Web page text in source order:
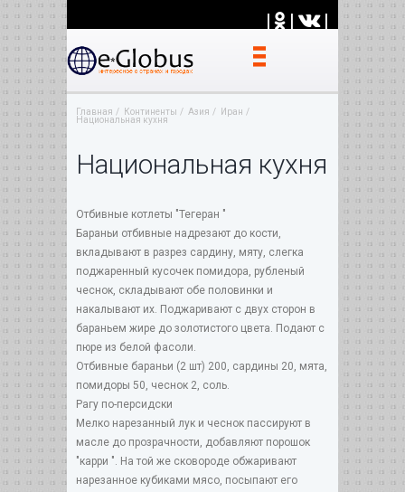
| | |
Главная Континенты Азия
Иран
Национальная кухня
Национальная кухня
Отбивные котлеты "Тегеран "
Бараньи отбивные надрезают до кости,
вкладывают в разрез сардину, мяту, слегка
поджаренный кусочек помидора, рубленый
чеснок, складывают обе половинки и
накалывают их. Поджаривают с двух сторон в
бараньем жире до золотистого цвета. Подают с
пюре из белой фасоли.
Отбивные бараньи (2 шт) 200, сардины 20, мята,
помидоры 50, чеснок 2, соль.
Рагу по-персидски
Мелко нарезанный лук и чеснок пассируют в
масле до прозрачности, добавляют порошок
"карри ". На той же сковороде обжаривают
нарезанное кубиками мясо, посыпают его